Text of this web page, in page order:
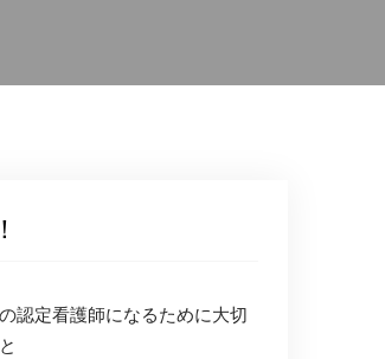
認定看護師になるために大切